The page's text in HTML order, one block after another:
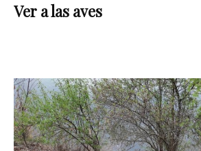
Ver a las aves